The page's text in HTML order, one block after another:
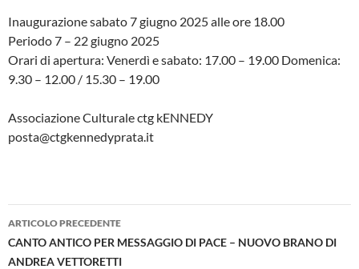
Inaugurazione sabato 7 giugno 2025 alle ore 18.00
Periodo 7 – 22 giugno 2025
Orari di apertura: Venerdì e sabato: 17.00 – 19.00 Domenica:
9.30 – 12.00 / 15.30 – 19.00
Associazione Culturale ctg kENNEDY
posta@ctgkennedyprata.it
Navigazione
articolo
ARTICOLO PRECEDENTE
CANTO ANTICO PER MESSAGGIO DI PACE – NUOVO BRANO DI
ANDREA VETTORETTI